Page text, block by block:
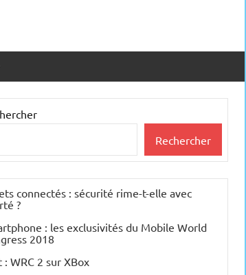
Rechercher
connectés : sécurité rime-t-elle avec
?
: les exclusivités du Mobile World
2018
: WRC 2 sur XBox